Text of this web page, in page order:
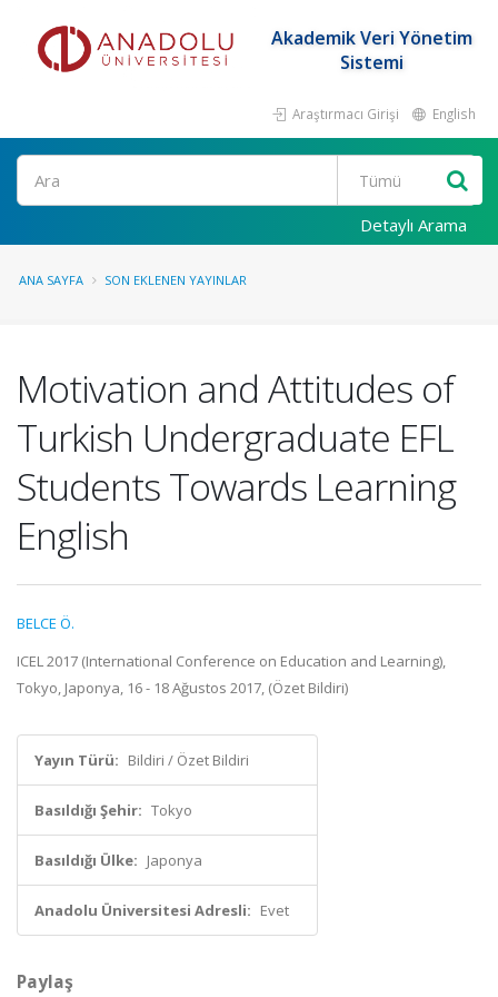
Akademik Veri Yönetim
Sistemi
Araştırmacı Girişi English
Ara
Detaylı Arama
ANA SAYFA SON EKLENEN YAYINLAR
Motivation and Attitudes of
Turkish Undergraduate EFL
Students Towards Learning
English
BELCE Ö.
ICEL 2017 (International Conference on Education and Learning),
Tokyo, Japonya, 16 - 18 Ağustos 2017, (Özet Bildiri)
Yayın Türü: Bildiri / Özet Bildiri
Basıldığı Şehir: Tokyo
Basıldığı Ülke: Japonya
Anadolu Üniversitesi Adresli: Evet
Paylaş